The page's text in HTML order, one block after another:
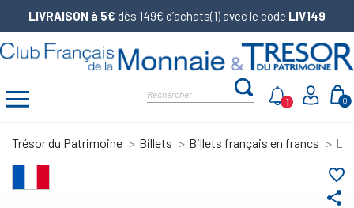
LIVRAISON à 5€ dès 149€ d’achats(1) avec le code LIV149
0
1
Trésor du Patrimoine Billets Billets français en francs
share
favorite_border